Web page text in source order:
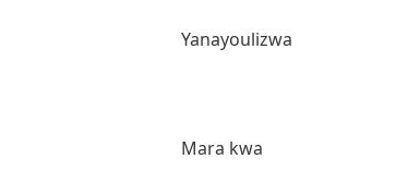
Yanayoulizwa
Mara kwa